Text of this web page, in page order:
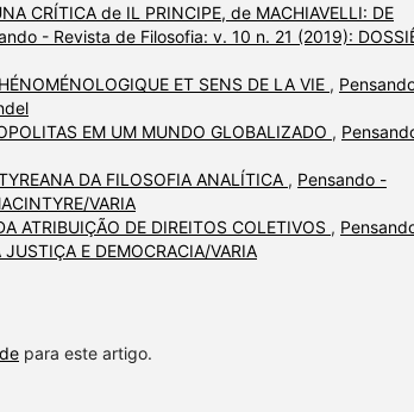
CRÍTICA de IL PRINCIPE, de MACHIAVELLI: DE
- Revista de Filosofia: v. 10 n. 21 (2019):
ET SENS DE LA VIE ,
EM UM MUNDO GLOBALIZADO ,
DA FILOSOFIA ANALÍTICA , Pensando -
VARIA
ATRIBUIÇÃO DE DIREITOS COLETIVOS ,
E DEMOCRACIA/VARIA
para este artigo.